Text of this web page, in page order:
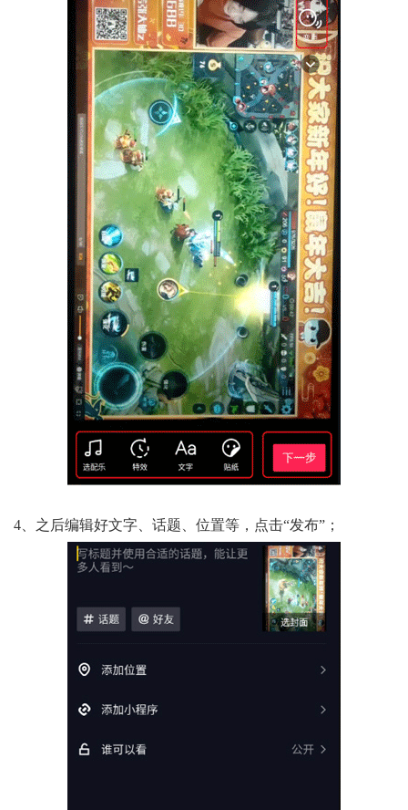
4、之后编辑好文字、话题、位置等，点击“发布”；